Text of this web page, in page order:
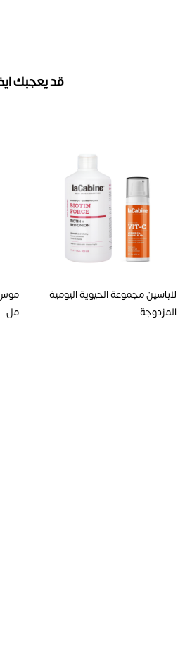
قد يعجبك
لاباسين مجموعة الحيوية اليومية
المزدوجة
مل